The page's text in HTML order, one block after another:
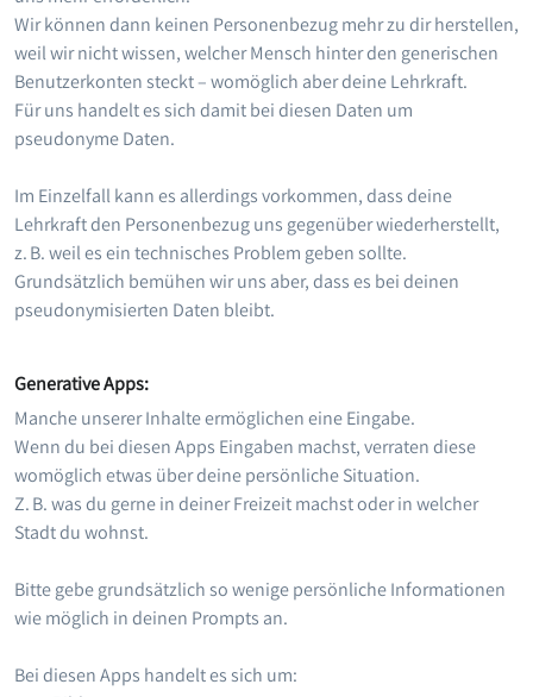
Wir können dann keinen Personenbezug mehr zu dir herstellen,
weil wir nicht wissen, welcher Mensch hinter den generischen
Benutzerkonten steckt – womöglich aber deine Lehrkraft.
Für uns handelt es sich damit bei diesen Daten um
pseudonyme Daten.
Im Einzelfall kann es allerdings vorkommen, dass deine
Lehrkraft den Personenbezug uns gegenüber wiederherstellt,
z. B. weil es ein technisches Problem geben sollte.
Grundsätzlich bemühen wir uns aber, dass es bei deinen
pseudonymisierten Daten bleibt.
Generative Apps:
Manche unserer Inhalte ermöglichen eine Eingabe.
Wenn du bei diesen Apps Eingaben machst, verraten diese
womöglich etwas über deine persönliche Situation.
Z. B. was du gerne in deiner Freizeit machst oder in welcher
Stadt du wohnst.
Bitte gebe grundsätzlich so wenige persönliche Informationen
wie möglich in deinen Prompts an.
Bei diesen Apps handelt es sich um: